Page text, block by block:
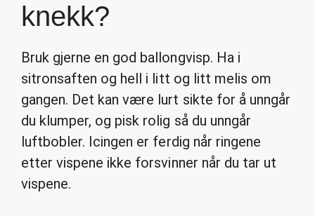
knekk?
Bruk gjerne en god ballongvisp. Ha i
sitronsaften og hell i litt og litt melis om
gangen. Det kan være lurt sikte for å unngår
du klumper, og pisk rolig så du unngår
luftbobler. Icingen er ferdig når ringene
etter vispene ikke forsvinner når du tar ut
vispene.